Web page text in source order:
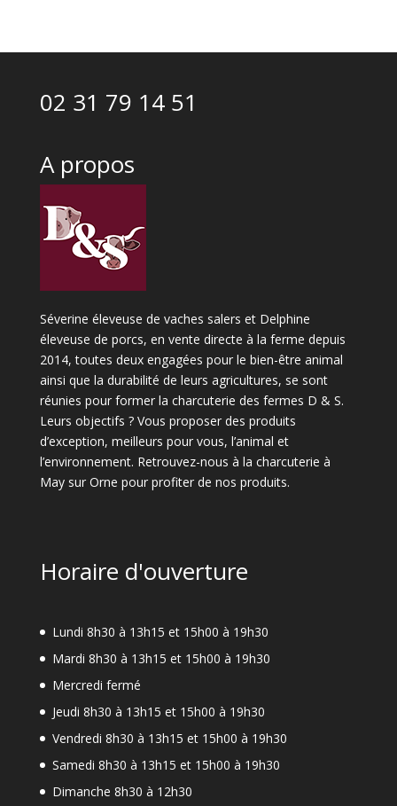
02 31 79 14 51
A propos
Séverine éleveuse de vaches salers et Delphine
éleveuse de porcs, en vente directe à la ferme depuis
2014, toutes deux engagées pour le bien-être animal
ainsi que la durabilité de leurs agricultures, se sont
réunies pour former la charcuterie des fermes D & S.
Leurs objectifs ? Vous proposer des produits
d’exception, meilleurs pour vous, l’animal et
l’environnement. Retrouvez-nous à la charcuterie à
May sur Orne pour profiter de nos produits.
Horaire d'ouverture
Lundi 8h30 à 13h15 et 15h00 à 19h30
Mardi 8h30 à 13h15 et 15h00 à 19h30
Mercredi fermé
Jeudi 8h30 à 13h15 et 15h00 à 19h30
Vendredi 8h30 à 13h15 et 15h00 à 19h30
Samedi 8h30 à 13h15 et 15h00 à 19h30
Dimanche 8h30 à 12h30